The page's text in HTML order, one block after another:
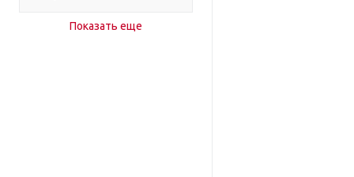
Показать еще